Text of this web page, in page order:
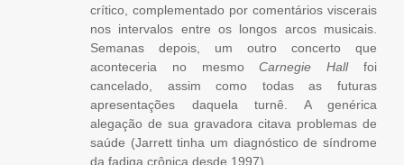
crítico, complementado por comentários viscerais
nos intervalos entre os longos arcos musicais.
Semanas depois, um outro concerto que
aconteceria no mesmoCarnegie Hallfoi
cancelado, assim como todas as futuras
apresentações daquela turnê. A genérica
alegação de sua gravadora citava problemas de
saúde (Jarrett tinha um diagnóstico de síndrome
da fadiga crônica desde 1997).